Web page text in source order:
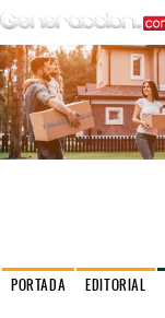
PORTADA EDITORIAL